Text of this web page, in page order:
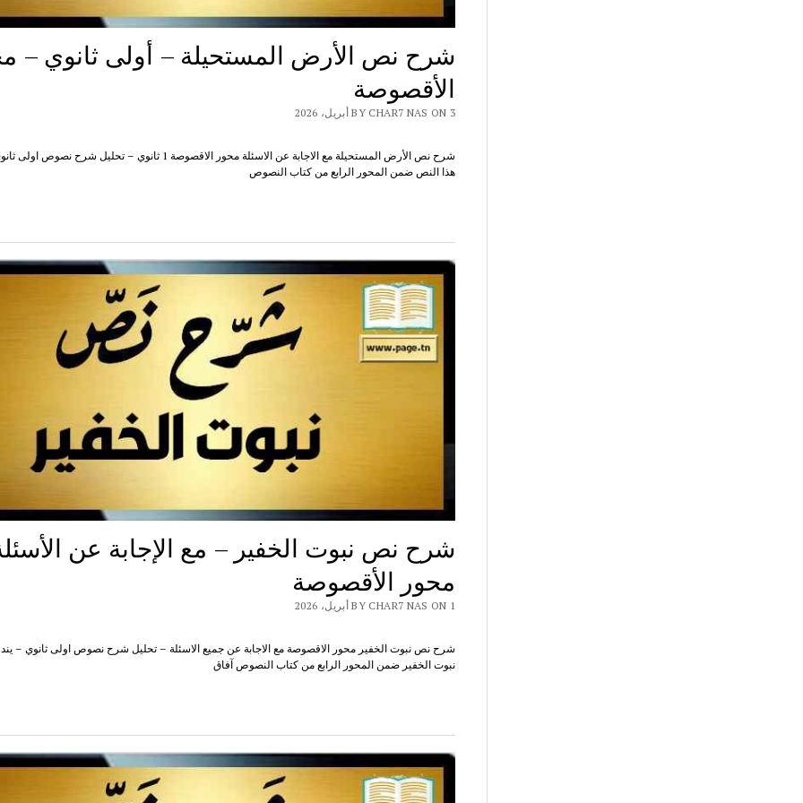
شرح نص الأرض المستحيلة – أولى ثانوي –
الأقصوصة
BY CHAR7 NAS ON 3 أبريل، 2026
شرح نص الأرض المستحيلة مع الاجابة عن الاسئلة محور الاقصوصة 1 ثانوي – تحليل
هذا النص ضمن المحور الرابع من كتاب النصوص
شرح نص نبوت الخفير – مع الإجابة عن
محور الأقصوصة
BY CHAR7 NAS ON 1 أبريل، 2026
شرح نص نبوت الخفير محور الاقصوصة مع الاجابة عن جميع الاسئلة – تحليل شرح نصوص اولى ثانوي –
نبوت الخفير ضمن المحور الرابع من كتاب النصوص آفاق